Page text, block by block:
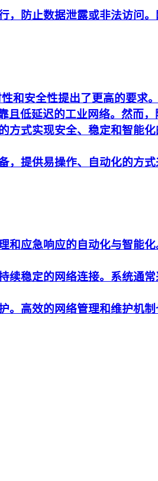
防止数据泄露或非法访问
和安全性提出了更高的要求
低延迟的工业网络。然而
式实现安全、稳定和智能
提供易操作、自动化的方
应急响应的自动化与智能
稳定的网络连接。系统通
高效的网络管理和维护机